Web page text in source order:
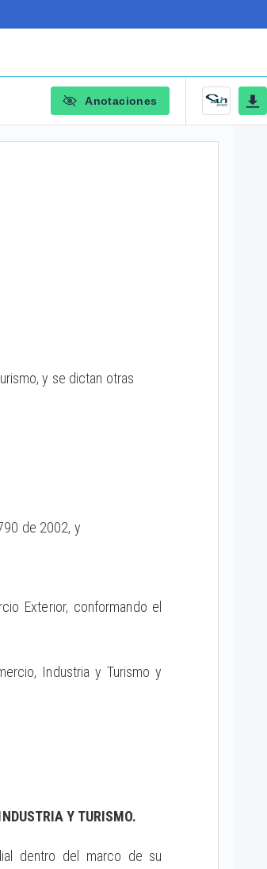
Anotaciones
y se dictan otras
de 2002, y
Exterior, conformando el
Industria y Turismo y
Y TURISMO.
dentro del marco de su